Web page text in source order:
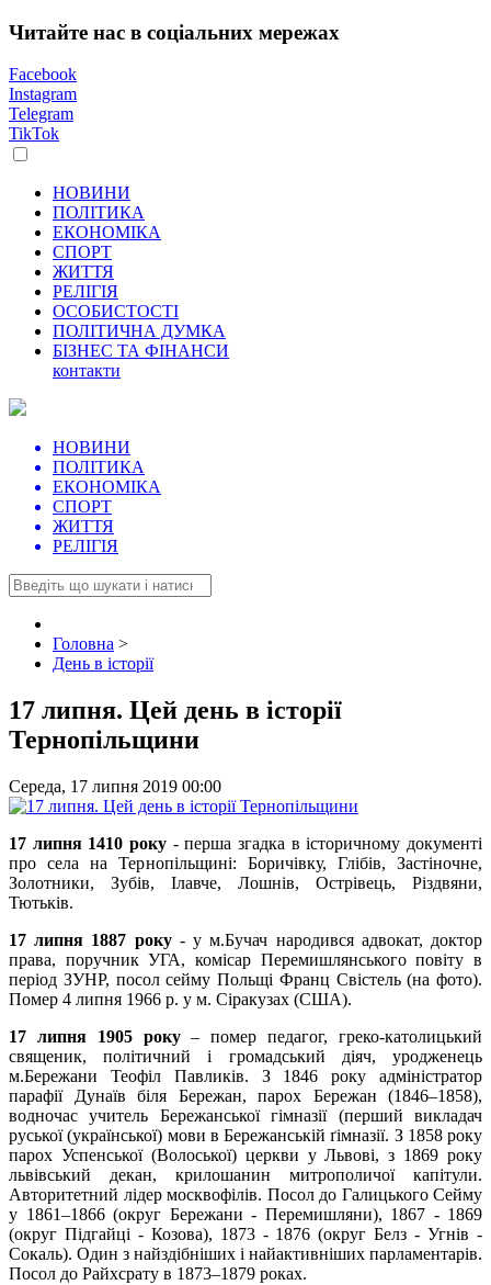
Читайте нас в соціальних мережах
Facebook
Instagram
Telegram
TikTok
НОВИНИ
ПОЛІТИКА
ЕКОНОМІКА
СПОРТ
ЖИТТЯ
РЕЛІГІЯ
ОСОБИСТОСТІ
ПОЛІТИЧНА ДУМКА
БІЗНЕС ТА ФІНАНСИ
контакти
НОВИНИ
ПОЛІТИКА
ЕКОНОМІКА
СПОРТ
ЖИТТЯ
РЕЛІГІЯ
Головна >
День в історії
17 липня. Цей день в історії
Тернопільщини
Середа, 17 липня 2019 00:00
17 липня 1410 року - перша згадка в історичному документі
про села на Тернопільщині: Боричівку, Глібів, Застіночне,
Золотники, Зубів, Ілавче, Лошнів, Острівець, Різдвяни,
Тютьків.
17 липня 1887 року- у м.Бучач народився адвокат, доктор
права, поручник УГА, комісар Перемишлянського повіту в
період ЗУНР, посол сейму Польщі Франц Свістель (на фото).
Помер 4 липня 1966 р. у м. Сіракузах (США).
17 липня 1905 року– помер педагог, греко-католицький
священик, політичний і громадський діяч, уродженець
м.Бережани Теофіл Павликів. З 1846 року адміністратор
парафії Дунаїв біля Бережан, парох Бережан (1846–1858),
водночас учитель Бережанської гімназії (перший викладач
руської (української) мови в Бережанській ґімназії. З 1858 року
парох Успенської (Волоської) церкви у Львові, з 1869 року
львівський декан, крилошанин митрополичої капітули.
Авторитетний лідер москвофілів. Посол до Галицького Сейму
у 1861–1866 (округ Бережани - Перемишляни), 1867 - 1869
(округ Підгайці - Козова), 1873 - 1876 (округ Белз - Угнів -
Сокаль). Один з найздібніших і найактивніших парламентарів.
Посол до Райхсрату в 1873–1879 роках.